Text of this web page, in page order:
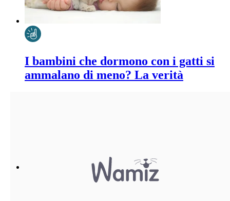
I bambini che dormono con i gatti si
ammalano di meno? La verità